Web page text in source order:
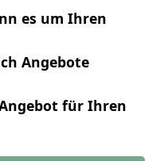
es um Ihren
Angebote
für Ihren